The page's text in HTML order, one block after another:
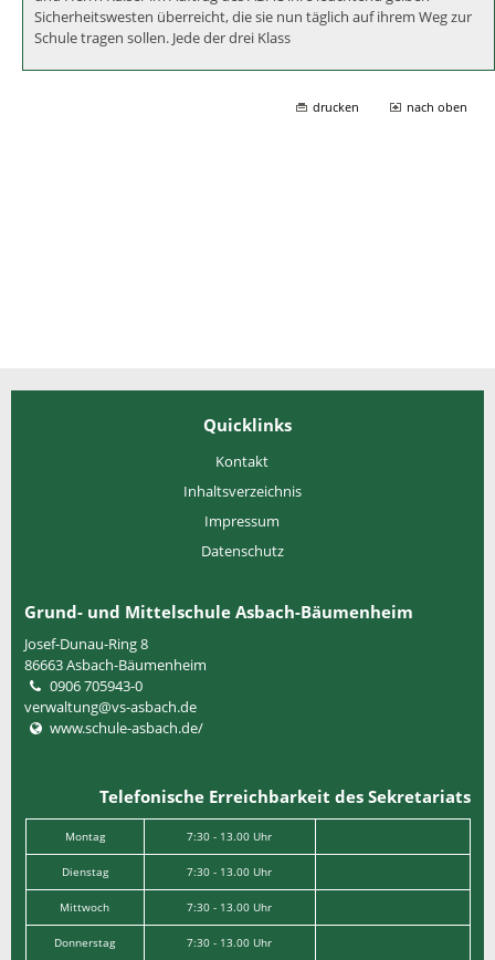
Impressum
Datenschutz
Grund- und Mittelschule Asbach-Bäumenheim
Josef-Dunau-Ring 8
86663Asbach-Bäumenheim